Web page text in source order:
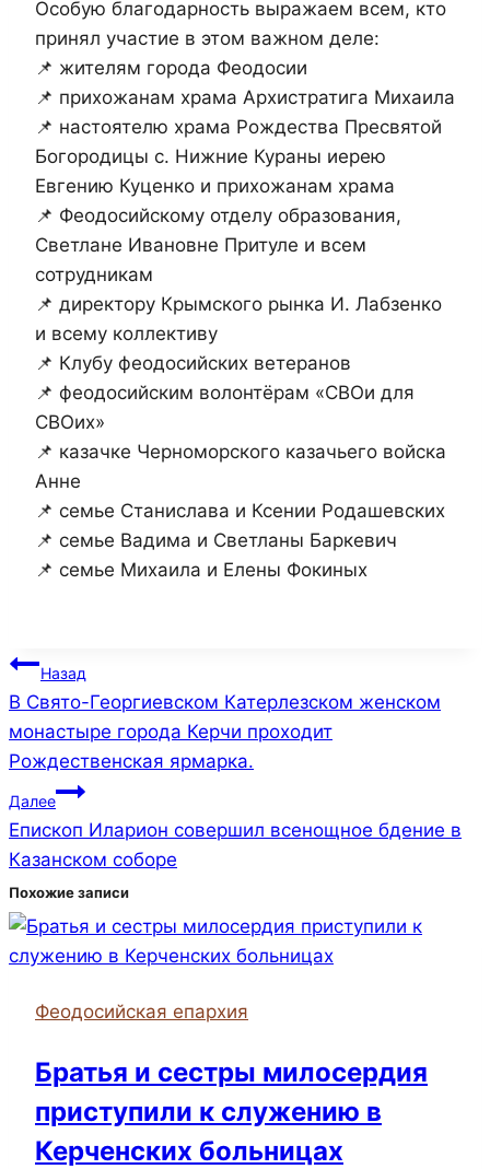
Особую благодарность выражаем всем, кто
принял участие в этом важном деле:
📌 жителям города Феодосии
📌 прихожанам храма Архистратига Михаила
📌 настоятелю храма Рождества Пресвятой
Богородицы с. Нижние Кураны иерею
Евгению Куценко и прихожанам храма
📌 Феодосийскому отделу образования,
Светлане Ивановне Притуле и всем
сотрудникам
📌 директору Крымского рынка И. Лабзенко
и всему коллективу
📌 Клубу феодосийских ветеранов
📌 феодосийским волонтёрам «СВОи для
СВОих»
📌 казачке Черноморского казачьего войска
Анне
📌 семье Станислава и Ксении Родашевских
📌 семье Вадима и Светланы Баркевич
📌 семье Михаила и Елены Фокиных
Навигация
по
записям
Назад
В Свято-Георгиевском Катерлезском женском
монастыре города Керчи проходит
Рождественская ярмарка.
Далее
Епископ Иларион совершил всенощное бдение в
Казанском соборе
Похожие записи
Феодосийская епархия
Братья и сестры милосердия
приступили к служению в
Керченских больницах